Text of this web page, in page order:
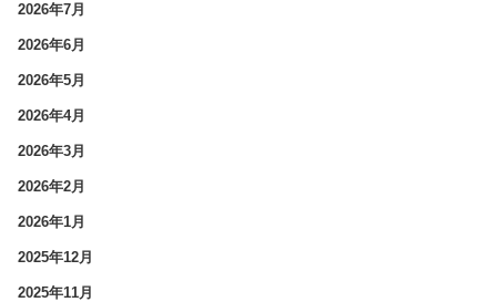
2026年7月
2026年6月
2026年5月
2026年4月
2026年3月
2026年2月
2026年1月
2025年12月
2025年11月